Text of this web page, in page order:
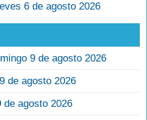
6 de agosto 2026
9 de agosto 2026
de agosto 2026
de agosto 2026